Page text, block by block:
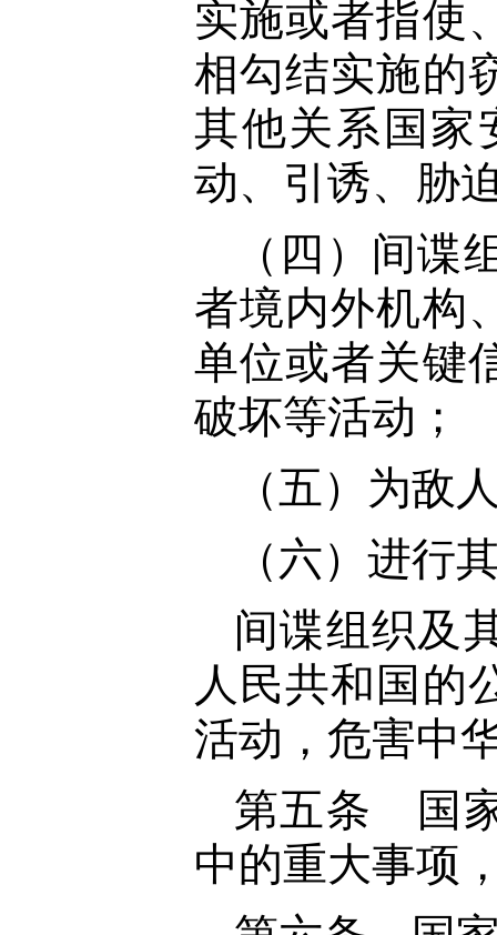
实施或者指使
相勾结实施的
其他关系国家
动、引诱、胁
（四）间
者境内外机构
单位或者关键
破坏等活动；
（五）为敌
（六）进行
间谍组织及
人民共和国的
活动，危害中
第五条 国
中的重大事项